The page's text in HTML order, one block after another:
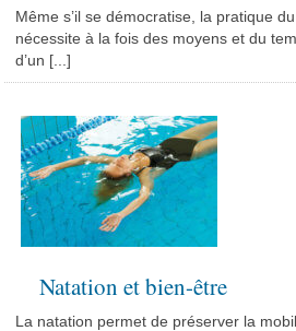
Même s’il se démocratise, la pratique
nécessite à la fois des moyens et du
d’un [...]
Natation et bien-être
La natation permet de préserver la